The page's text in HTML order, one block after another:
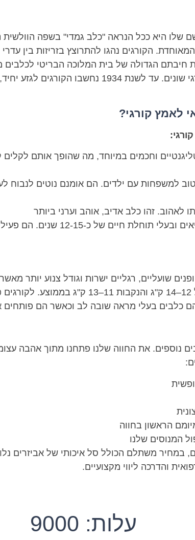
שלו היא ככל הנראה "כלב גמדי" בשפה הוולשית
הקורגים נהגו להתרוצץ בזריזות בין
בזכות חיבתם הגדולה של בית המלוכה הבריטי
והחזיקה במשך חייה בלמעלה מ-30 כלבי קורגי
לאמץ קורגי?
וחכמים במיוחד, מה שהופך אותם לקלים
למשפחות עם ילדים. הם אומנם נוטים לנבוח
לאהוב. זהו כלב אדיב, אוהב וערני ביותר
בריאות – קורגי וולשי הם
שועליים, רגליים ישרות וגודל צנוע יותר
אדום, וחום בהיר. הזכרים מגיעים למשקל של
הם כלבים בעלי מראה שובה לב וכאשר הם
נוספים. את החווה שלנו פתחנו מתוך אהבה
הראשון בחווה
המנוסים שלנו
במחיר משתלם הכולל סל איכותי של אביזרים
והדרכה ליווי מקצועיים.
עלות: 9000